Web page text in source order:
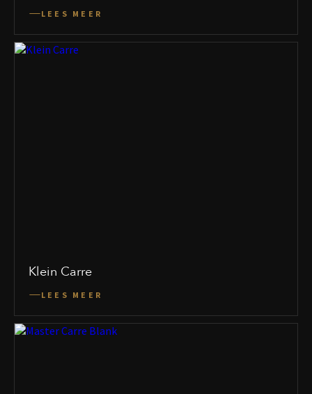
LEES MEER
Klein Carre
LEES MEER